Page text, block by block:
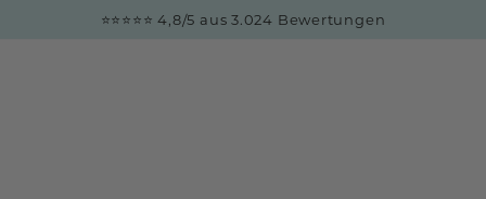
⭐⭐⭐⭐⭐ 4,8/5 aus 3.024 Bewertungen